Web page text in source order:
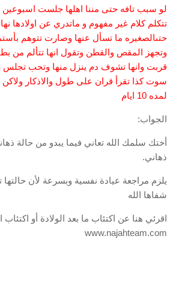
لو سبب تافه حتى مننا اهلها جلست اسبوعين
تتكلم كلام غير مفهوم و ماتدري عن اولادها
حتىالصغيره ما تسأل عنها وصارت تتوهم
وتجهز المقص والقطن وتقول انها تتألم من
قربت وانها تشوف دم ينزل منها وتحب تجلس
سوت كذا تقرأ قران على طول والاذكار
لمده 10 ايام
الجواب:
أختك سلمك الله تعاني فيما يبدو من حالة
ذهاني.
يلزم مراجعة عيادة نفسية وبسرعة لأن
شفاها الله
اقرئي هنا عن اكتئاب ما بعد الولادة أو اكتئاب
www.najahteam.com